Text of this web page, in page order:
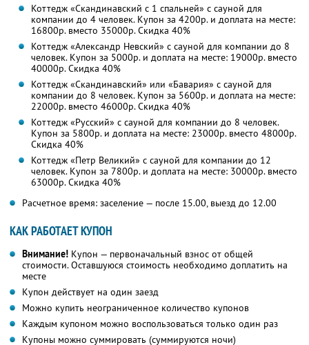
Коттедж «Скандинавский с 1 спальней» с сауной для
компании до 4 человек. Купон за 4200р. и доплата на месте:
16800р. вместо 35000р. Скидка 40%
Коттедж «Александр Невский» с сауной для компании до 8
человек. Купон за 5000р. и доплата на месте: 19000р. вместо
40000р. Скидка 40%
Коттедж «Скандинавский» или «Бавария» с сауной для
компании до 8 человек. Купон за 5600р. и доплата на месте:
22000р. вместо 46000р. Скидка 40%
Коттедж «Русский» с сауной для компании до 8 человек.
Купон за 5800р. и доплата на месте: 23000р. вместо 48000р.
Скидка 40%
Коттедж «Петр Великий» с сауной для компании до 12
человек. Купон за 7800р. и доплата на месте: 30000р. вместо
63000р. Скидка 40%
Расчетное время: заселение — после 15.00, выезд до 12.00
КАК РАБОТАЕТ КУПОН
Внимание! Купон — первоначальный взнос от общей
стоимости. Оставшуюся стоимость необходимо доплатить на
месте
Купон действует на один заезд
Можно купить неограниченное количество купонов
Каждым купоном можно воспользоваться только один раз
Купоны можно суммировать (суммируются ночи)